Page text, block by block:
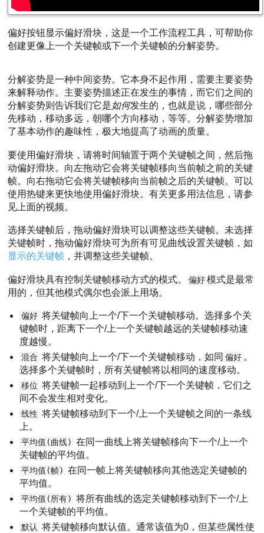
偏好按钮显示偏好滑块，这是一个工作流程工具，可帮助你
创建更像上一个关键帧或下一个关键帧的分解姿势。
分解姿势是一种中间姿势。它本身不起作用，需要主要姿势
来解释动作。主要姿势描述正在发生的事情，而它们之间的
分解姿势则告诉我们它是如何发生的，也就是说，哪些部分
先移动，移动多远，朝哪个方向移动，等等。分解姿势增加
了基本动作的趣味性，极大地提高了动画的质量。
要使用偏好滑块，请将时间轴置于两个关键帧之间，然后拖
动偏好滑块。向左拖动它会将关键帧移向当前帧之前的关键
帧。向右拖动它会将关键帧移向当前帧之后的关键帧。可以
使用热键来更快地使用偏好滑块。有关更多用法信息，请参
见上面的视频。
选择关键帧后，拖动偏好滑块可以调整这些关键帧。未选择
关键帧时，拖动偏好滑块可为所有可见曲线设置关键帧，如
显示的关键帧 ，并调整这些关键帧。
偏好滑块具有控制关键帧移动方式的模式。 偏好 模式是最常
用的，但其他模式偶尔也会派上用场。
偏好 将关键帧向上一个/下一个关键帧移动。选择多个关
键帧时，距离下一个/上一个关键帧越远的关键帧移动速
度越慢。
混合 将关键帧向上一个/下一个关键帧移动，如同 偏好 。
选择多个关键帧时，所有关键帧将以相同的速度移动。
移位 将关键帧一起移动到上一个/下一个关键帧，它们之
间不会发生相对变化。
线性 将关键帧移动到下一个/上一个关键帧之间的一条线
上。
平均值(曲线) 在同一曲线上将关键帧移向下一个/上一个
关键帧的平均值。
平均值(帧) 在同一帧上将关键帧移向其他选定关键帧的
平均值。
平均值(所有) 将所有曲线的选定关键帧移动到下一个/上
一个关键帧的平均值。
默认 将关键帧移向默认值。通常该值为0，但某些属性使